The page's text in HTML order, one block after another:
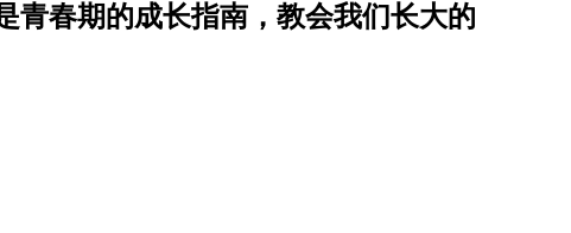
青春期的成长指南，教会我们长大的